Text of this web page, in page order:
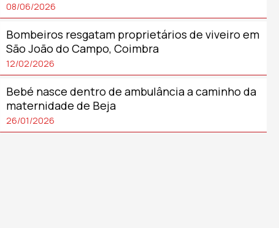
08/06/2026
Bombeiros resgatam proprietários de viveiro em
São João do Campo, Coimbra
12/02/2026
Bebé nasce dentro de ambulância a caminho da
maternidade de Beja
26/01/2026